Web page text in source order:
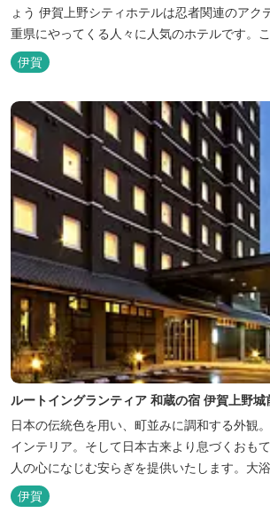
ょう 伊賀上野シティホテルは忍者関連のアクティビティを求めて三
重県にやってくる人々に人気のホテルです。
忍者の内装が施された部屋がいくつかありま
トペーパーに至るまで、忍者に関連したデザ
分の位置にあるこのホテ...
伊賀
ルートイングランティア 和蔵の宿 伊賀上野城
日本の伝統色を用い、町並みに調和する外観
インテリア。そして日本古来より息づくおも
人の心になじむ安らぎを提供いたします。大
トインホテルズの機能性や利便性はそのまま
アンスを湛えた空間は、ビジネスにも観光に
伊賀